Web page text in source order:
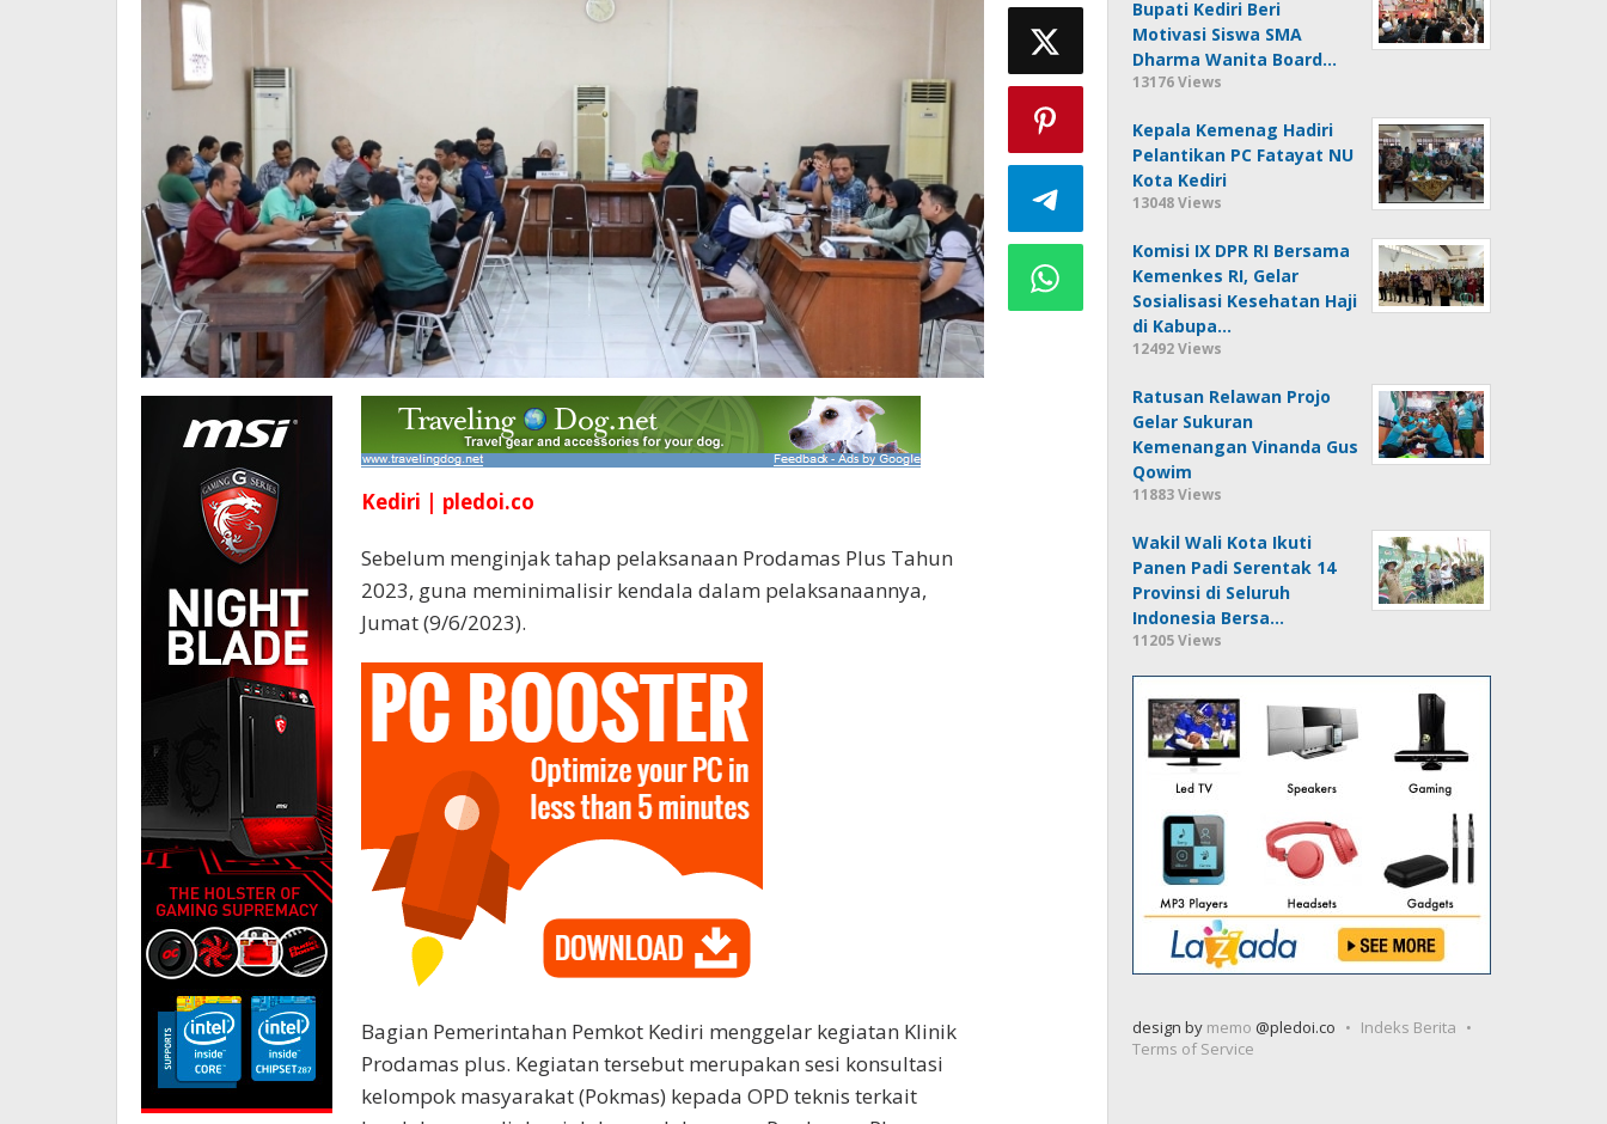
Kediri | pledoi.co
Sebelum menginjak tahap pelaksanaan Prodamas Plus Tahun
2023, guna meminimalisir kendala dalam pelaksanaannya,
Jumat (9/6/2023).
Bagian Pemerintahan Pemkot Kediri menggelar kegiatan Klinik
Prodamas plus. Kegiatan tersebut merupakan sesi konsultasi
kelompok masyarakat (Pokmas) kepada OPD teknis terkait
Bupati Kediri Beri
Motivasi Siswa SMA
Dharma Wanita Board…
13176 Views
Kepala Kemenag Hadiri
Pelantikan PC Fatayat NU
Kota Kediri
13048 Views
Komisi IX DPR RI Bersama
Kemenkes RI, Gelar
Sosialisasi Kesehatan Haji
di Kabupa…
12492 Views
Ratusan Relawan Projo
Gelar Sukuran
Kemenangan Vinanda Gus
Qowim
11883 Views
Wakil Wali Kota Ikuti
Panen Padi Serentak 14
Provinsi di Seluruh
Indonesia Bersa…
11205 Views
design by memo @pledoi.co
Indeks Berita
Terms of Service